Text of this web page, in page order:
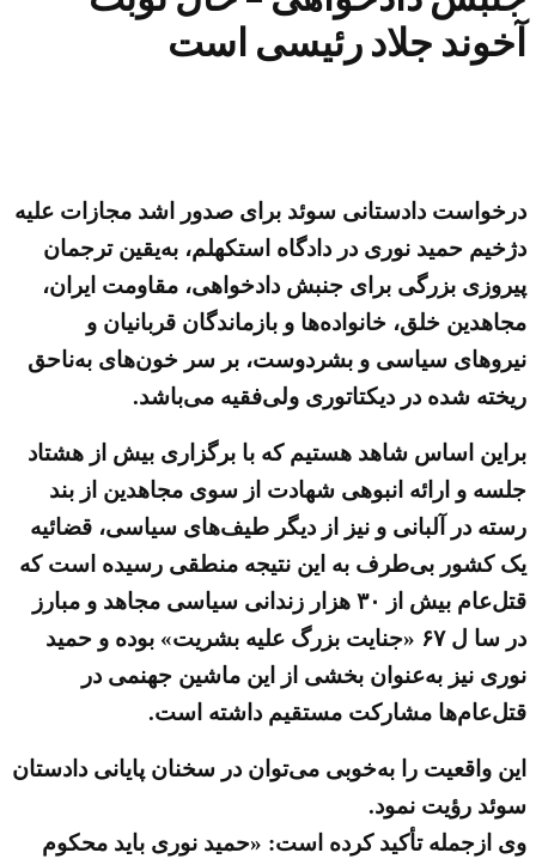
آخوند جلاد رئیسی است
درخواست دادستانی سوئد برای صدور اشد مجازات علیه
دژخیم حمید نوری در دادگاه استکهلم، به‌یقین ترجمان
پیروزی بزرگی برای جنبش دادخواهی، مقاومت ایران،
مجاهدین خلق، خانواده‌ها و بازماندگان قربانیان و
نیروهای سیاسی و بشردوست، بر سر خون‌های به‌ناحق
ریخته شده در دیکتاتوری ولی‌فقیه می‌باشد.
براین اساس شاهد هستیم که با برگزاری بیش از هشتاد
جلسه و ارائه انبوهی شهادت از سوی مجاهدین از بند
رسته در آلبانی و نیز از دیگر طیف‌های سیاسی، قضائیه
یک کشور بی‌طرف به این نتیجه منطقی رسیده است که
قتل‌عام بیش از ۳۰ هزار زندانی سیاسی مجاهد و مبارز
در سا ل ۶۷ «جنایت بزرگ علیه بشریت» بوده و حمید
نوری نیز به‌عنوان بخشی از این ماشین جهنمی در
قتل‌عام‌ها مشارکت مستقیم داشته است.
این واقعیت را به‌خوبی می‌توان در سخنان پایانی دادستان
سوئد رؤیت نمود.
وی ازجمله تأکید کرده است: «حمید نوری باید محکوم